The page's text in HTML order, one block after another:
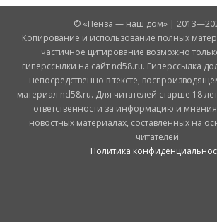
© «Пенза — наш дом» |
Копирование и использование полных
частичное цитирование возможно
гиперссылки на сайт nd58.ru. Гиперссылка
непосредственно в тексте,
материал nd58.ru. Для читателей старше 18
ответственности за информацию и
новостных материалах, составленных на
читателей.
Политика